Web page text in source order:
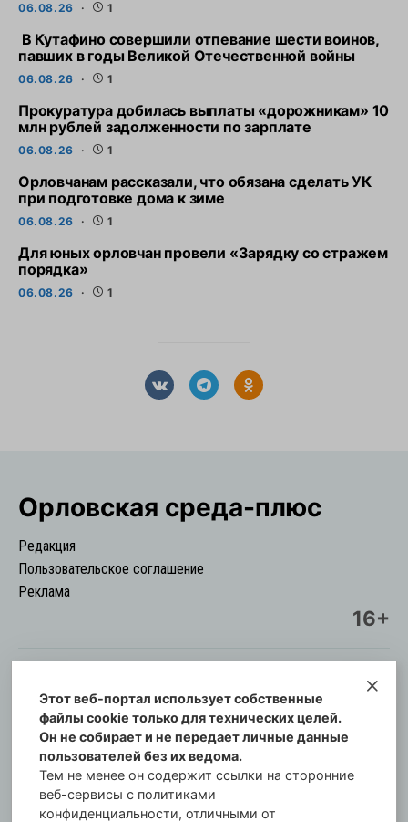
06.08.26 1
В Кутафино совершили отпевание шести воинов,
павших в годы Великой Отечественной войны
06.08.26 1
Прокуратура добилась выплаты «дорожникам» 10
млн рублей задолженности по зарплате
06.08.26 1
Орловчанам рассказали, что обязана сделать УК
при подготовке дома к зиме
06.08.26 1
Для юных орловчан провели «Зарядку со стражем
порядка»
06.08.26 1
Орловская cреда-плюс
Редакция
Пользовательское соглашение
Реклама
16+
© Информационный городской портал
Орловская cреда-плюс, 2021-2026
Свидетельство о регистрации СМИ: ПИ №57-
00254 от 29 октября 2013 г.
Газета зарегистрирована Управлением
Федеральной службы по надзору в сфере связи,
Этот веб-портал использует собственные
файлы cookie только для технических целей.
Он не собирает и не передает личные данные
пользователей без их ведома.
Тем не менее он содержит ссылки на сторонние
веб-сервисы с политиками
конфиденциальности, отличными от